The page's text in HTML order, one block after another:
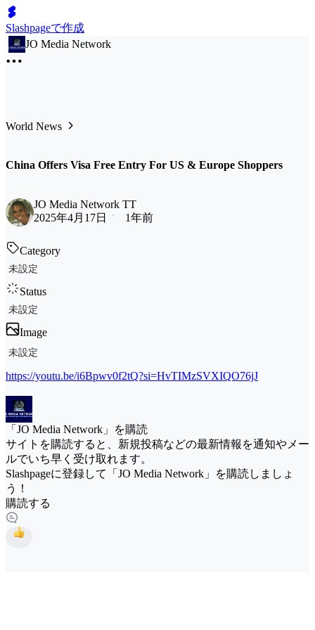
Slashpageで作成
JO Media Network
World News
China Offers Visa Free Entry For US & Europe Shoppers
JO Media Network TT
2025年4月17日
1年前
Category
未設定
Status
未設定
Image
未設定
https://youtu.be/i6Bpwv0f2tQ?si=HvTIMzSVXIQO76jJ
「JO Media Network」を購読
サイトを購読すると、新規投稿などの最新情報を通知やメー
ルでいち早く受け取れます。
Slashpageに登録して「JO Media Network」を購読しましょ
う！
購読する